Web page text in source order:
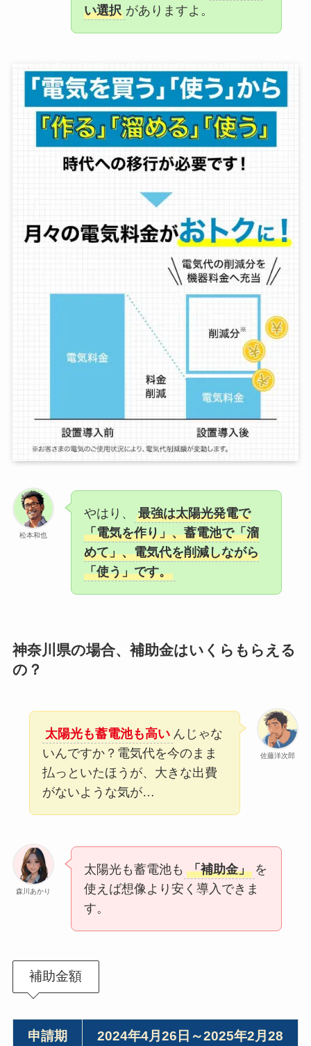
い選択 がありますよ。
松本和也
やはり、
最強は太陽光発電で
「電気を作り」、蓄電池で「溜
めて」、電気代を削減しながら
「使う」です。
神奈川県の場合、補助金はいくらもらえる
の？
佐藤洋次郎
太陽光も蓄電池も高い んじゃな
いんですか？電気代を今のまま
払っといたほうが、大きな出費
がないような気が…
森川あかり
太陽光も蓄電池も 「補助金」 を
使えば想像より安く導入できま
す。
補助金額
申請期
2024年4月26日～2025年2月28